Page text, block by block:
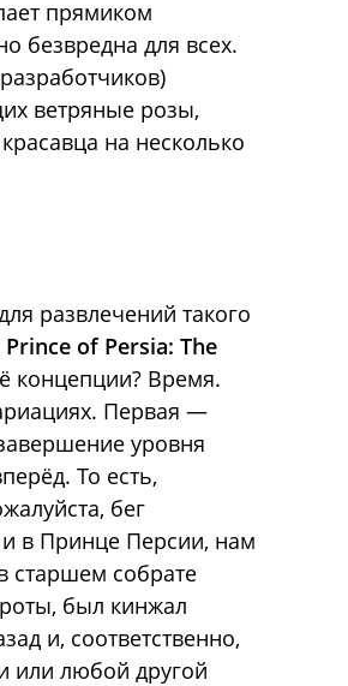
прямиком
безвредна для всех.
ветряные розы,
на несколько
развлечений такого
Prince of Persia: The
концепции? Время.
Первая —
уровня
То есть,
бег
в Принце Персии, нам
старшем собрате
был кинжал
и, соответственно,
или любой другой